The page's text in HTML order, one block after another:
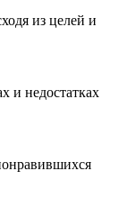
из целей и
и недостатках